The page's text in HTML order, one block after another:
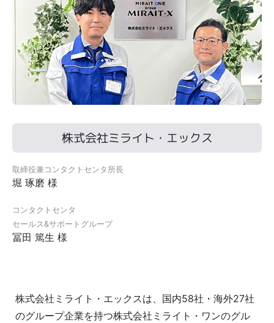
株式会社ミライト・エックス
取締役兼コンタクトセンタ所長
堀 琢磨 様
コンタクトセンタ
セールス&サポートグループ
冨田 篤生 様
株式会社ミライト・エックスは、国内58社・海外27社
のグループ企業を持つ株式会社ミライト・ワンのグル